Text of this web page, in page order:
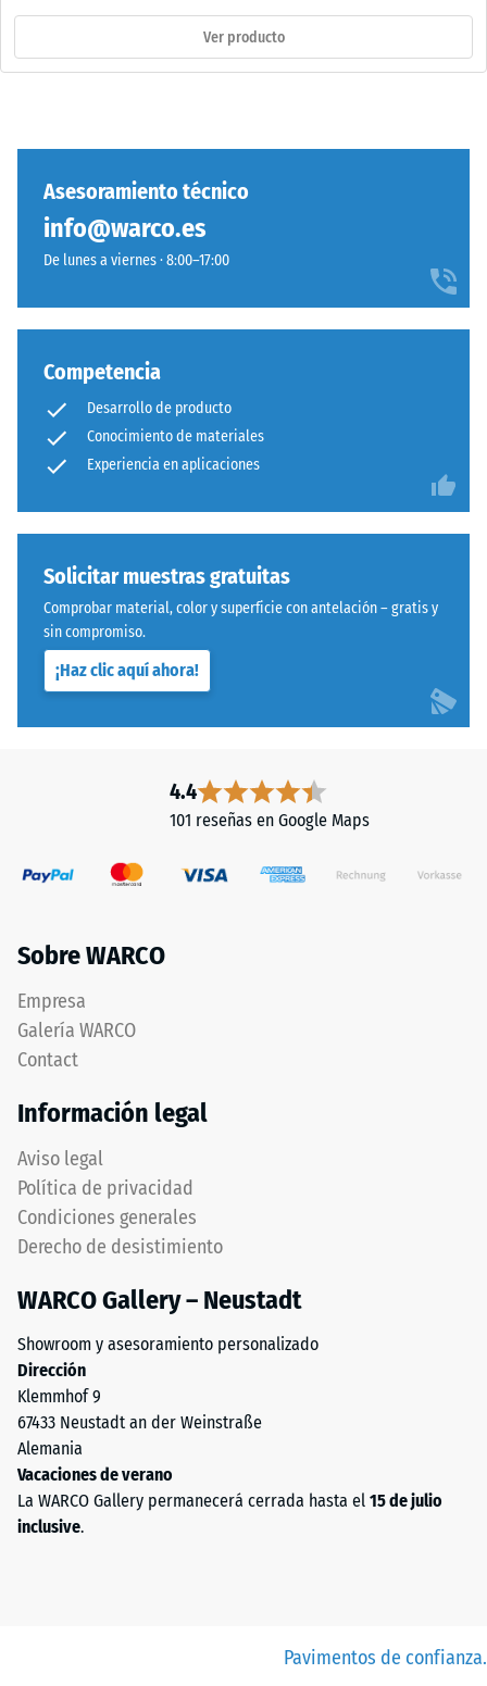
Ver producto
Asesoramiento técnico
info@warco.es
De lunes a viernes · 8:00–17:00
Competencia
Desarrollo de producto
Conocimiento de materiales
Experiencia en aplicaciones
Solicitar muestras gratuitas
Comprobar material, color y superficie con antelación – gratis y
sin compromiso.
¡Haz clic aquí ahora!
4.4
101 reseñas en Google Maps
Sobre WARCO
Empresa
Galería WARCO
Contact
Información legal
Aviso legal
Política de privacidad
Condiciones generales
Derecho de desistimiento
WARCO Gallery – Neustadt
Showroom y asesoramiento personalizado
Dirección
Klemmhof 9
67433 Neustadt an der Weinstraße
Alemania
Vacaciones de verano
La WARCO Gallery permanecerá cerrada hasta el 15 de julio
inclusive.
Pavimentos de confianza.